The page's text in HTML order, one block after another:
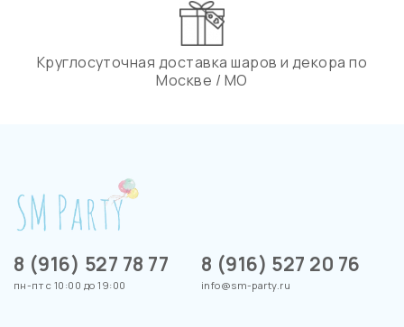
Круглосуточная доставка шаров и декора по
Москве / МО
8 (916) 527 78 77
пн-пт с 10:00 до 19:00
8 (916) 527 20 76
info@sm-party.ru